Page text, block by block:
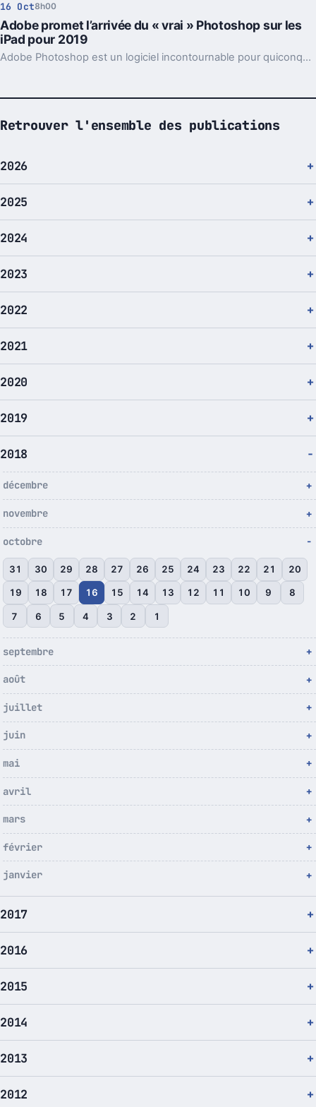
16 Oct8h00
Adobe promet l’arrivée du « vrai » Photoshop sur les
iPad pour 2019
Adobe Photoshop est un logiciel incontournable pour quiconque fait de l'édition photo. Et c'est un logiciel qui aurait toute latitude sur l'iPad. Il n'est malheureusement pas encore vraiment présent sur la tablette d'Apple. Mais c'est pour bientôt !
Retrouver l'ensemble des publications
2026
2025
2024
2023
2022
2021
2020
2019
2018
décembre
novembre
octobre
31 30 29 28 27 26 25 24 23 22 21 20
19 18 17 16 15 14 13 12 11 10 9 8
7 6 5 4 3 2 1
septembre
août
juillet
juin
mai
avril
mars
février
janvier
2017
2016
2015
2014
2013
2012